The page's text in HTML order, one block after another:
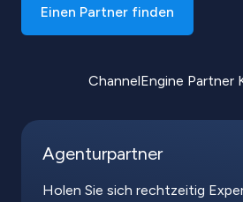
Einen Partner finden
ChannelEngine Partner
Agenturpartner
Holen Sie sich rechtzeitig